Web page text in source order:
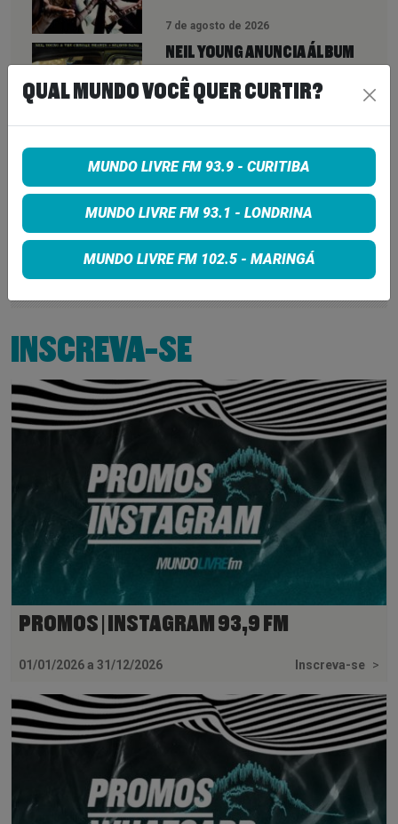
7 de agosto de 2026
NEIL YOUNG ANUNCIA ÁLBUM
DE 11 MINUTOS QUE ANTECIPA
HEARTS
7 de agosto de 2026
PETER KATSIS, EMPRESÁRIO DO
KORN, LIMP BIZKIT E SMASHING
PUMPKINS, MORRE AOS 69 ANOS
INSCREVA-SE
PROMOS | INSTAGRAM 93,9 FM
01/01/2026 a 31/12/2026 Inscreva-se >
QUAL MUNDO VOCÊ QUER CURTIR?
MUNDO LIVRE FM 93.9 - CURITIBA
MUNDO LIVRE FM 93.1 - LONDRINA
MUNDO LIVRE FM 102.5 - MARINGÁ